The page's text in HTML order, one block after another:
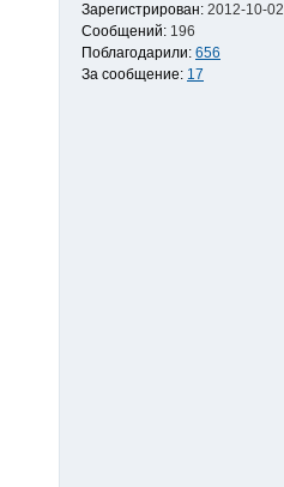
Зарегистрирован: 2012-10-02
Сообщений: 196
Поблагодарили: 656
За сообщение: 17